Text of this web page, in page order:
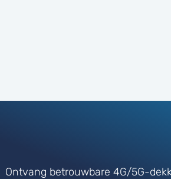
Ontvang betrouwbare 4G/5G-